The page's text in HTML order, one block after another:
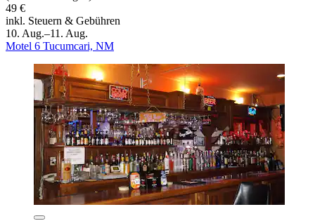
49 €
inkl. Steuern & Gebühren
10. Aug.–11. Aug.
Motel 6 Tucumcari, NM